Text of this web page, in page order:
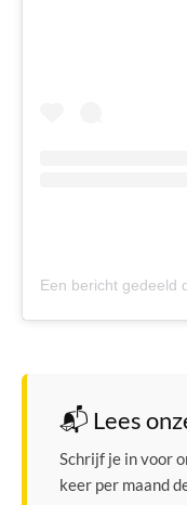
📬 Lees
Schrijf je in voor
keer per maand